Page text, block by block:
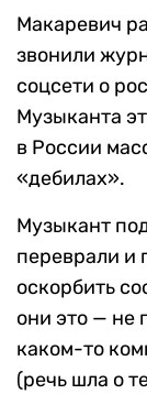
Макаревич
звонили
соцсети о
Музыканта
в России
«дебилах».
Музыкант
переврали и
оскорбить
они это — не
каком-то
(речь шла о